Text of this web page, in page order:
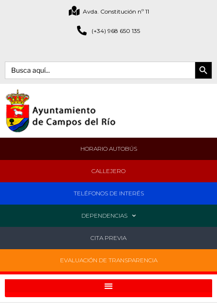
Avda. Constitución nº 11
(+34) 968 650 135
Buscar: Botón de
HORARIO AUTOBÚS
CALLEJERO
TELÉFONOS DE INTERÉS
DEPENDENCIAS
CITA PREVIA
EVALUACIÓN DE TRANSPARENCIA